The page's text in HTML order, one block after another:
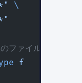
\
ファイル）
f